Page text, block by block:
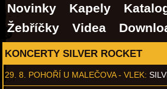
Novinky Kapely
Žebříčky
Videa
KONCERTY SILVER ROCKET
29. 8. POHOŘÍ U MALEČOVA - VLEK: